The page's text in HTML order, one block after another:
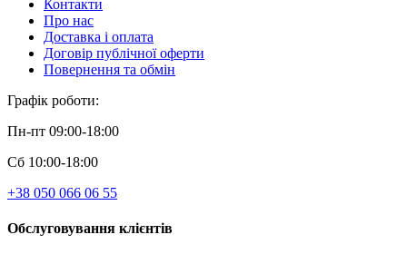
Контакти
Про нас
Доставка і оплата
Договір публічної оферти
Повернення та обмін
Графік роботи:
Пн-пт 09:00-18:00
Сб 10:00-18:00
+38 050 066 06 55
Обслуговування клієнтів